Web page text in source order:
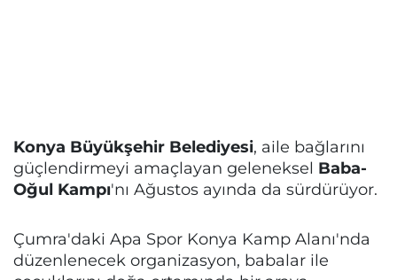
Konya Büyükşehir Belediyesi, aile bağlarını
güçlendirmeyi amaçlayan geleneksel Baba-
Oğul Kampı'nı Ağustos ayında da sürdürüyor.
Çumra'daki Apa Spor Konya Kamp Alanı'nda
düzenlenecek organizasyon, babalar ile